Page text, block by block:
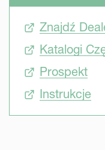
Chcesz, aby Twoja
na zasiew wielu
własną strukturę
najlepiej z kabiny
Znajdź
Katalogi
Prospekt
Instrukcje